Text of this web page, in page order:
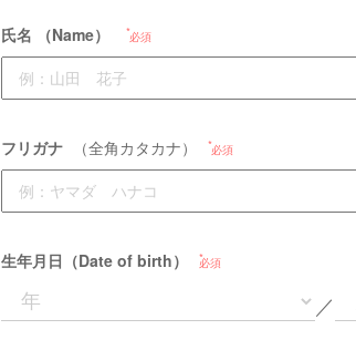
氏名 （Name） 必須
フリガナ （全角カタカナ） 必須
生年月日（Date of birth） 必須
／